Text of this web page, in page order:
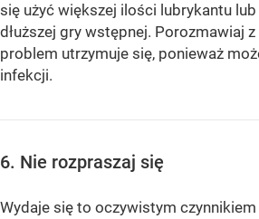
się użyć większej ilości lubrykantu
dłuższej gry wstępnej. Porozmawiaj
problem utrzymuje się, ponieważ
infekcji.
6. Nie rozpraszaj się
Wydaje się to oczywistym